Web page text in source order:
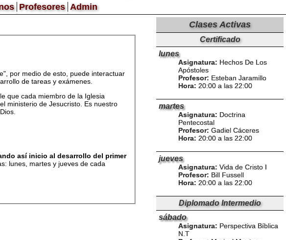
Profesores Admin
por medio de esto, puede interactuar
de tareas y exámenes.
que cada miembro de la Iglesia
ministerio de Jesucristo. Es nuestro
así inicio al desarrollo del primer
lunes, martes y jueves de cada
Clases Activas
Certificado
lunes
Asignatura: Hechos De Los
Apóstoles
Profesor: Esteban Jaramillo
Hora: 20:00 a las 22:00
martes
Asignatura: Doctrina
Pentecostal
Profesor: Gadiel Cáceres
Hora: 20:00 a las 22:00
jueves
Asignatura: Vida de Cristo I
Profesor: Bill Fussell
Hora: 20:00 a las 22:00
Diplomado Intermedio
sábado
Asignatura: Perspectiva Bíblica
N.T